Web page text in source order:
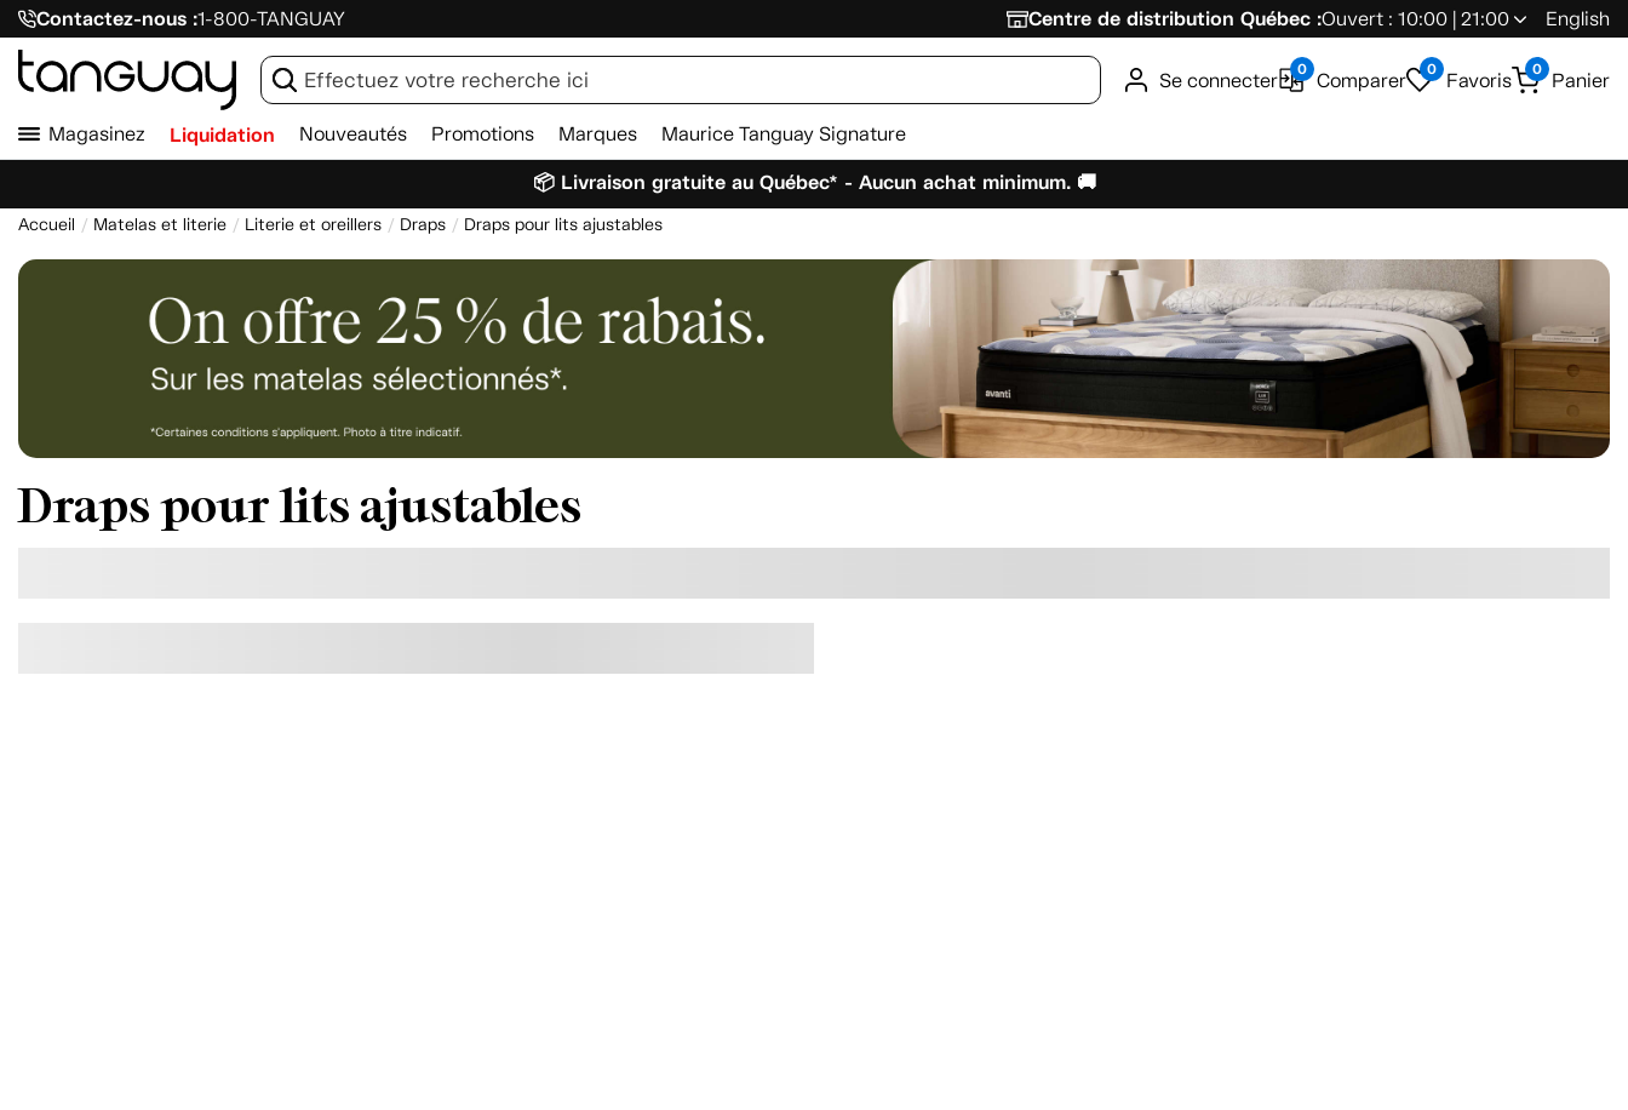
Contactez-nous :1-800-TANGUAY Centre de distribution Québec :Ouvert : 10:00 | 21:00 English
Se connecter 0 Comparer 0 Favoris 0 Panier
Magasinez Liquidation Nouveautés Promotions Marques Maurice Tanguay Signature
📦 Livraison gratuite au Québec* - Aucun achat minimum. 🚚
Accueil Matelas et literie Literie et oreillers Draps Draps pour lits ajustables
Draps pour lits ajustables